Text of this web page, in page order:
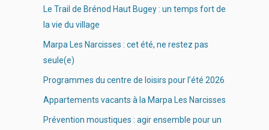
Le Trail de Brénod Haut Bugey : un temps fort de
la vie du village
Marpa Les Narcisses : cet été, ne restez pas
seule(e)
Programmes du centre de loisirs pour l’été 2026
Appartements vacants à la Marpa Les Narcisses
Prévention moustiques : agir ensemble pour un